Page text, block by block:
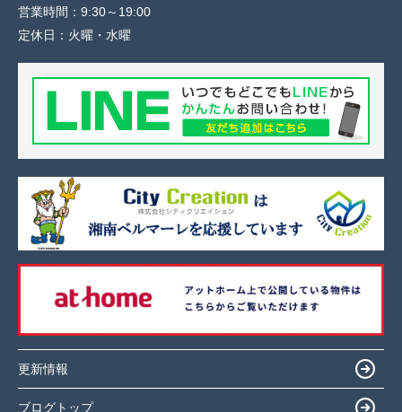
営業時間： 9:30～19:00
定休日： 火曜・水曜
更新情報
ブログトップ